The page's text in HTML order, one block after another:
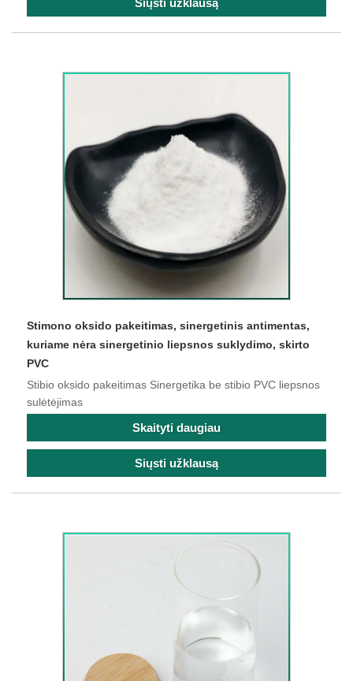
Siųsti užklausą
Stimono oksido pakeitimas, sinergetinis antimentas,
kuriame nėra sinergetinio liepsnos suklydimo, skirto
PVC
Stibio oksido pakeitimas Sinergetika be stibio PVC liepsnos
sulėtėjimas
Skaityti daugiau
Siųsti užklausą